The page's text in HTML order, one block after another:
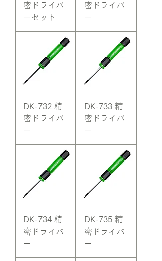
密ドライバ
ーセット
密ドライバ
ー
DK-732 精
密ドライバ
ー
DK-733 精
密ドライバ
ー
DK-734 精
密ドライバ
ー
DK-735 精
密ドライバ
ー